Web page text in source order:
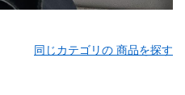
同じカテゴリの 商品を探す